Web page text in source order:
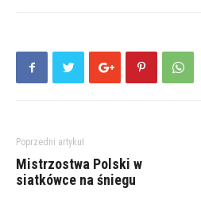
Poprzedni artykuł
Mistrzostwa Polski w
siatkówce na śniegu